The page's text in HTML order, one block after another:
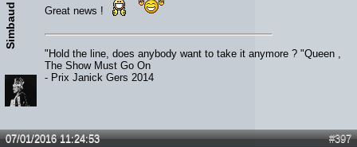
Simbaud Great news !
"Hold the line, does anybody want to take it anymore ? "Queen ,
The Show Must Go On
- Prix Janick Gers 2014
#397
07/01/2016 11:24:53